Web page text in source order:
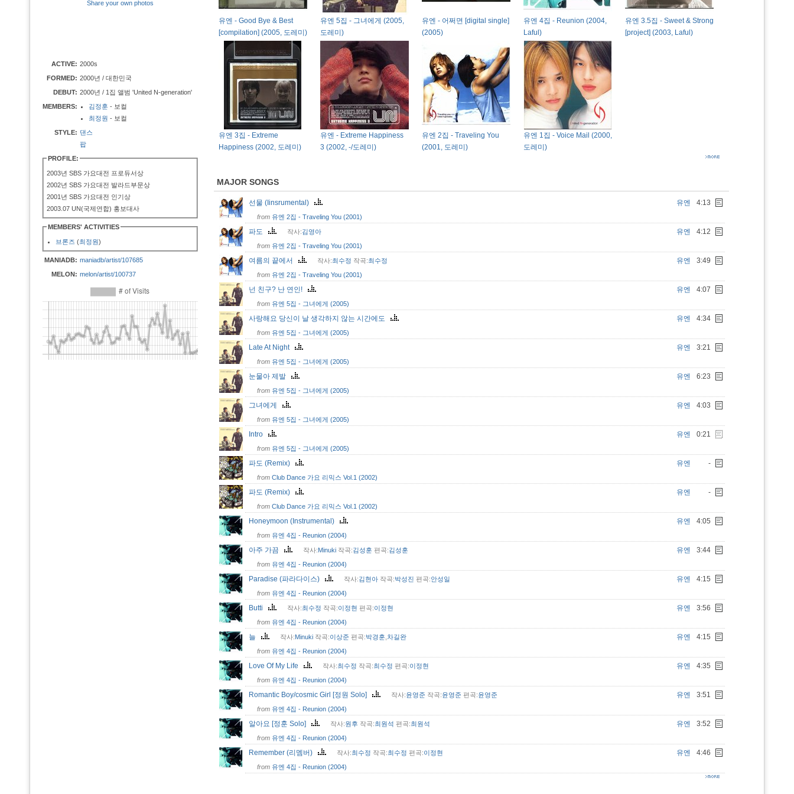
Share your own photos
ACTIVE: 2000s
FORMED: 2000년 / 대한민국
DEBUT: 2000년 / 1집 앨범 'United N-generation'
MEMBERS:
김정훈 - 보컬
최정원 - 보컬
STYLE: 댄스
팝
PROFILE:
2003년 SBS 가요대전 프로듀서상
2002년 SBS 가요대전 발라드부문상
2001년 SBS 가요대전 인기상
2003.07 UN(국제연합) 홍보대사
MEMBERS' ACTIVITIES
브론즈 (최정원)
MANIADB: maniadb/artist/107685
MELON: melon/artist/100737
유엔 - Good Bye & Best
[compilation] (2005, 도레미)
유엔 5집 - 그녀에게 (2005,
도레미)
유엔 - 어쩌면 [digital single]
(2005)
유엔 4집 - Reunion (2004,
Laful)
유엔 3.5집 - Sweet & Strong
[project] (2003, Laful)
유엔 3집 - Extreme
Happiness (2002, 도레미)
유엔 - Extreme Happiness
3 (2002, -/도레미)
유엔 2집 - Traveling You
(2001, 도레미)
유엔 1집 - Voice Mail (2000,
도레미)
MAJOR SONGS
선물 (Iinsrumental) 유엔 4:13
from 유엔 2집 - Traveling You (2001)
파도 작사:김영아 유엔 4:12
from 유엔 2집 - Traveling You (2001)
여름의 끝에서 작사:최수정 작곡:최수정 유엔 3:49
from 유엔 2집 - Traveling You (2001)
넌 친구? 난 연인! 유엔 4:07
from 유엔 5집 - 그녀에게 (2005)
사랑해요 당신이 날 생각하지 않는 시간에도 유엔 4:34
from 유엔 5집 - 그녀에게 (2005)
Late At Night 유엔 3:21
from 유엔 5집 - 그녀에게 (2005)
눈물아 제발 유엔 6:23
from 유엔 5집 - 그녀에게 (2005)
그녀에게 유엔 4:03
from 유엔 5집 - 그녀에게 (2005)
Intro 유엔 0:21
from 유엔 5집 - 그녀에게 (2005)
파도 (Remix) 유엔 -
from Club Dance 가요 리믹스 Vol.1 (2002)
파도 (Remix) 유엔 -
from Club Dance 가요 리믹스 Vol.1 (2002)
Honeymoon (Instrumental) 유엔 4:05
from 유엔 4집 - Reunion (2004)
아주 가끔 작사:Minuki 작곡:김성훈 편곡:김성훈 유엔 3:44
from 유엔 4집 - Reunion (2004)
Paradise (파라다이스) 작사:김현아 작곡:박성진 편곡:안성일 유엔 4:15
from 유엔 4집 - Reunion (2004)
Butti 작사:최수정 작곡:이정현 편곡:이정현 유엔 3:56
from 유엔 4집 - Reunion (2004)
늘 작사:Minuki 작곡:이상준 편곡:박경훈 차길완 유엔 4:15
from 유엔 4집 - Reunion (2004)
Love Of My Life 작사:최수정 작곡:최수정 편곡:이정현 유엔 4:35
from 유엔 4집 - Reunion (2004)
Romantic Boy/cosmic Girl [정원 Solo] 작사:윤영준 작곡:윤영준 편곡:윤영준 유엔 3:51
from 유엔 4집 - Reunion (2004)
알아요 [정훈 Solo] 작사:원후 작곡:최원석 편곡:최원석 유엔 3:52
from 유엔 4집 - Reunion (2004)
Remember (리멤버) 작사:최수정 작곡:최수정 편곡:이정현 유엔 4:46
from 유엔 4집 - Reunion (2004)